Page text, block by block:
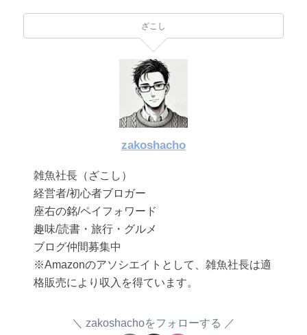
ざこし
zakoshacho
雑魚社長（ざこし）
経営者/初心者ブロガー
座右の銘/ペイフォワード
趣味/読書・旅行・グルメ
ブログ仲間募集中
※Amazonのアソシエイトとして、雑魚社長は適
格販売により収入を得ています。
zakoshachoをフォローする